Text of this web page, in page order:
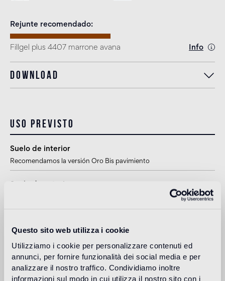
Questo sito web utilizza i cookie
Utilizziamo i cookie per personalizzare contenuti ed
annunci, per fornire funzionalità dei social media e per
analizzare il nostro traffico. Condividiamo inoltre
informazioni sul modo in cui utilizza il nostro sito con i
Rejunte recomendado
Fillgel plus 4407 marrone avana Info
Download
Uso previsto
Suelo de interior
Recomendamos la versión Oro Bis pavimiento
apto1
Revestimiento de interior
apto